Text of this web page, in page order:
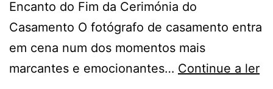
Encanto do Fim da Cerimónia do
Casamento O fotógrafo de casamento entra
em cena num dos momentos mais
marcantes e emocionantes… Continue a ler